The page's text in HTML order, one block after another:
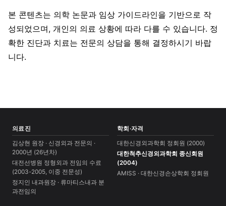
본 콘텐츠는 의학 논문과 임상 가이드라인을 기반으로 작
성되었으며, 개인의 의료 상황에 따라 다를 수 있습니다. 정
확한 진단과 치료는 전문의 상담을 통해 결정하시기 바랍
니다.
의료진
김상현 원장 · 신경외과 전문의 ·
2000년 (26년차)
대전선병원 정형외과 전임의 수료
(2003-2005, 이중 전문성)
정지인 내과원장 · 류마티스내과 분
과전임의
학회·자격
대한신경외과학회 정회원 (2000)
대한척추신경외과학회 종신회원
(2004)
AMISS · 대한신경손상학회 정회원